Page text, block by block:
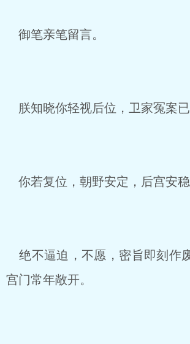
御笔亲笔留言。
朕知晓你轻视后位，卫家冤案已
你若复位，朝野安定，后宫安稳
绝不逼迫，不愿，密旨即刻作
宫门常年敞开。